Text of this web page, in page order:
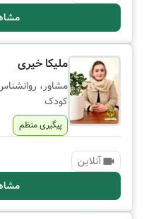
ملیکا خیری
مشاور،
کودک
پیگیری منظم
آنلاین